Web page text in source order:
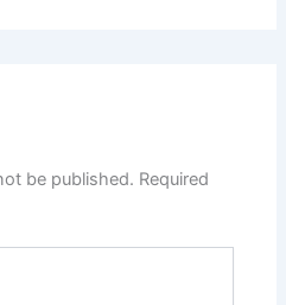
be published. Required